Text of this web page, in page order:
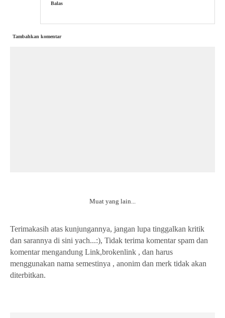
Balas
Tambahkan komentar
Muat yang lain...
Terimakasih atas kunjungannya, jangan lupa tinggalkan kritik
dan sarannya di sini yach...:), Tidak terima komentar spam dan
komentar mengandung Link,brokenlink , dan harus
menggunakan nama semestinya , anonim dan merk tidak akan
diterbitkan.